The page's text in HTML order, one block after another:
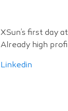
XSun’s first day
Already high
Linkedin